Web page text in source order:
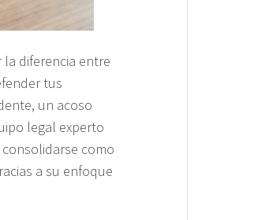
diferencia entre
tus
un acoso
legal experto
como
a su enfoque